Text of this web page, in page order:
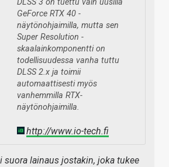
DLSS 3 on tuettu vain uusilla
GeForce RTX 40 -
näytönohjaimilla, mutta sen
Super Resolution -
skaalainkomponentti on
todellisuudessa vanha tuttu
DLSS 2.x ja toimii
automaattisesti myös
vanhemmilla RTX-
näytönohjaimilla.
http://www.io-tech.fi
suora lainaus jostakin, joka tukee